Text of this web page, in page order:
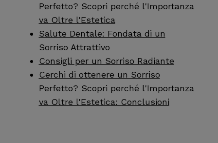
Perfetto? Scopri perché l'Importanza
va Oltre l'Estetica
Salute Dentale: Fondata di un
Sorriso Attrattivo
Consigli per un Sorriso Radiante
Cerchi di ottenere un Sorriso
Perfetto? Scopri perché l'Importanza
va Oltre l'Estetica: Conclusioni